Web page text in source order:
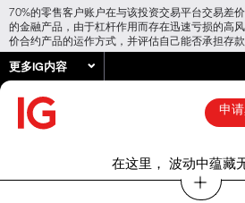
70%的零售客户账户在与该投资交易平台交易差
的金融产品，由于杠杆作用而存在迅速亏损的高
价合约产品的运作方式，并评估自己能否承担存款
更多IG内容
申
在这里， 波动中蕴藏